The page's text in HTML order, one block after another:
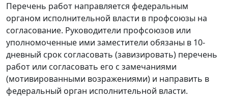
Перечень работ направляется федеральным
органом исполнительной власти в профсоюзы на
согласование. Руководители профсоюзов или
уполномоченные ими заместители обязаны в 10-
дневный срок согласовать (завизировать) перечень
работ или согласовать его с замечаниями
(мотивированными возражениями) и направить в
федеральный орган исполнительной власти.